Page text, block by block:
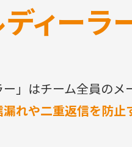
ィーラ
ー」はチーム全員のメ
漏れや二重返信を防止